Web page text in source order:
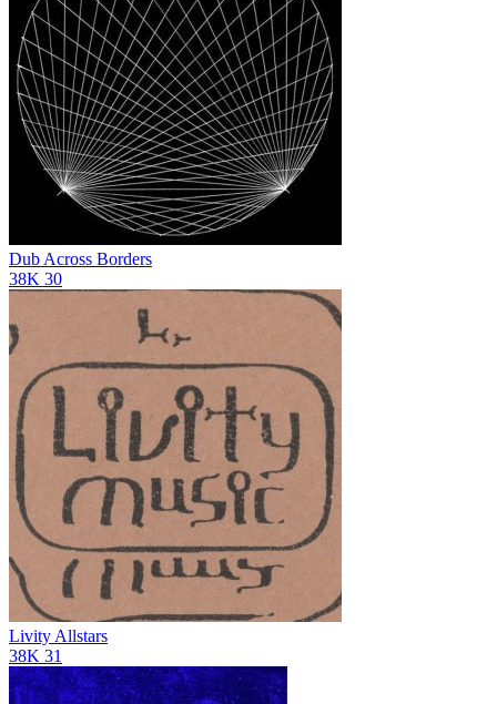
Dub Across Borders
38K 30
Livity Allstars
38K 31